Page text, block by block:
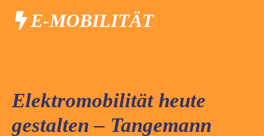
E-MOBILITÄT
Elektromobilität heute
gestalten – Tangemann